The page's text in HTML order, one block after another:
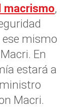
macrismo,
mismo
En
estará a
ministro
Macri.